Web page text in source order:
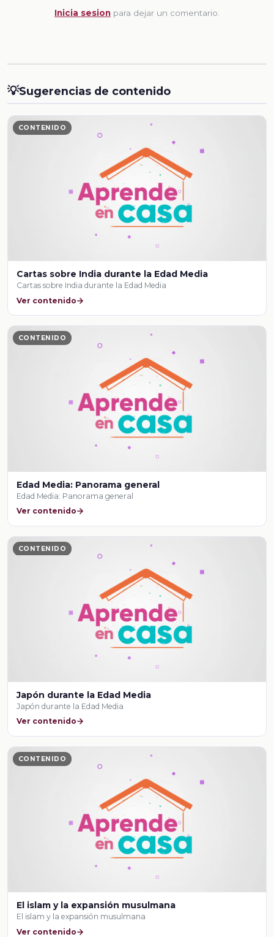
Inicia sesion para dejar un comentario.
💡Sugerencias de contenido
CONTENIDO
Cartas sobre India durante la Edad Media
Cartas sobre India durante la Edad Media
Ver contenido
CONTENIDO
Edad Media: Panorama general
Edad Media: Panorama general
Ver contenido
CONTENIDO
Japón durante la Edad Media
Japón durante la Edad Media
Ver contenido
CONTENIDO
El islam y la expansión musulmana
El islam y la expansión musulmana
Ver contenido